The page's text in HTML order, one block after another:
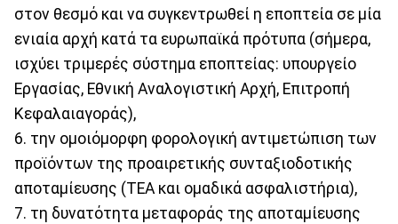
στον θεσμό και να συγκεντρωθεί η εποπτεία σε μία
ενιαία αρχή κατά τα ευρωπαϊκά πρότυπα (σήμερα,
ισχύει τριμερές σύστημα εποπτείας: υπουργείο
Εργασίας, Εθνική Αναλογιστική Αρχή, Επιτροπή
Κεφαλαιαγοράς),
6. την ομοιόμορφη φορολογική αντιμετώπιση των
προϊόντων της προαιρετικής συνταξιοδοτικής
αποταμίευσης (ΤΕΑ και ομαδικά ασφαλιστήρια),
7. τη δυνατότητα μεταφοράς της αποταμίευσης